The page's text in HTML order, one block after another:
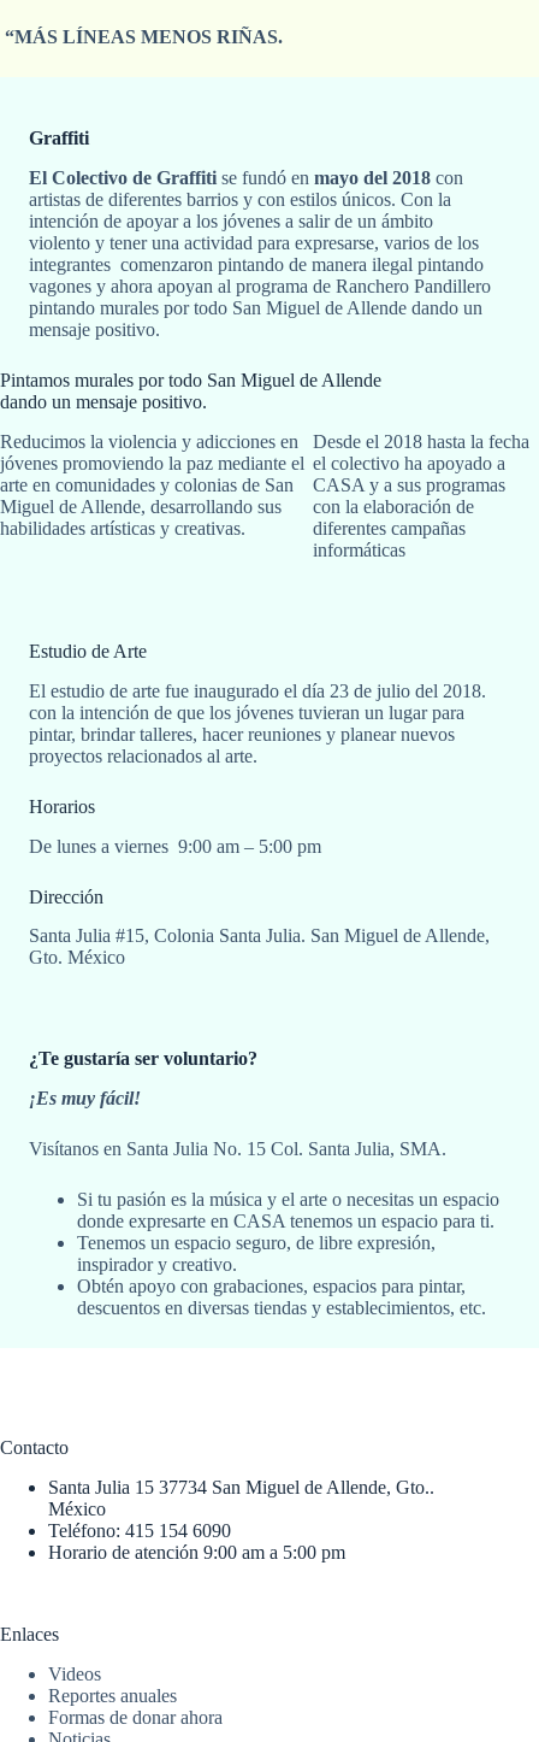
“MÁS LÍNEAS MENOS RIÑAS.
Graffiti
El Colectivo de Graffiti se fundó en mayo del 2018 con
artistas de diferentes barrios y con estilos únicos. Con la
intención de apoyar a los jóvenes a salir de un ámbito
violento y tener una actividad para expresarse, varios de los
integrantes comenzaron pintando de manera ilegal pintando
vagones y ahora apoyan al programa de Ranchero Pandillero
pintando murales por todo San Miguel de Allende dando un
mensaje positivo.
Pintamos murales por todo San Miguel de Allende
dando un mensaje positivo.
Reducimos la violencia y adicciones en
jóvenes promoviendo la paz mediante el
arte en comunidades y colonias de San
Miguel de Allende, desarrollando sus
habilidades artísticas y creativas.
Desde el 2018 hasta la fecha
el colectivo ha apoyado a
CASA y a sus programas
con la elaboración de
diferentes campañas
informáticas
Estudio de Arte
El estudio de arte fue inaugurado el día 23 de julio del 2018.
con la intención de que los jóvenes tuvieran un lugar para
pintar, brindar talleres, hacer reuniones y planear nuevos
proyectos relacionados al arte.
Horarios
De lunes a viernes 9:00 am – 5:00 pm
Dirección
Santa Julia #15, Colonia Santa Julia. San Miguel de Allende,
Gto. México
¿Te gustaría ser voluntario?
¡Es muy fácil!
Visítanos en Santa Julia No. 15 Col. Santa Julia, SMA.
Si tu pasión es la música y el arte o necesitas un espacio
donde expresarte en CASA tenemos un espacio para ti.
Tenemos un espacio seguro, de libre expresión,
inspirador y creativo.
Obtén apoyo con grabaciones, espacios para pintar,
descuentos en diversas tiendas y establecimientos, etc.
Contacto
Santa Julia 15 37734 San Miguel de Allende, Gto..
México
Teléfono: 415 154 6090
Horario de atención 9:00 am a 5:00 pm
Enlaces
Videos
Reportes anuales
Formas de donar ahora